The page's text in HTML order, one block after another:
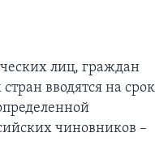
лиц, граждан
вводятся на срок
чиновников –